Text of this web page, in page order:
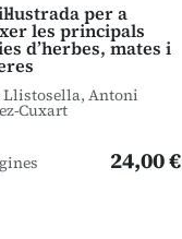
per a
les principals
d’herbes, mates i
Llistosella, Antoni
Cuxart
24,00 €